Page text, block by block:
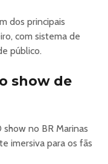
dos principais
com sistema de
público.
show de
no BR Marinas
imersiva para os fãs